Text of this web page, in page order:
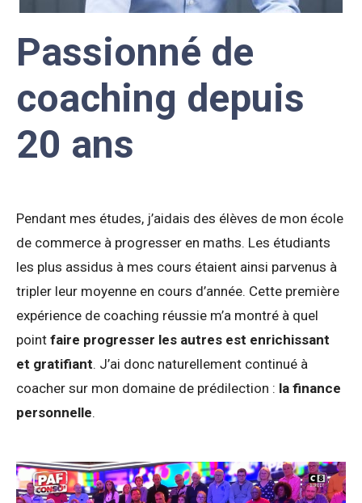
Passionné de
coaching depuis
20 ans
Pendant mes études, j’aidais des élèves de mon école
de commerce à progresser en maths. Les étudiants
les plus assidus à mes cours étaient ainsi parvenus à
tripler leur moyenne en cours d’année. Cette première
expérience de coaching réussie m’a montré à quel
point faire progresser les autres est enrichissant
et gratifiant. J’ai donc naturellement continué à
coacher sur mon domaine de prédilection : la finance
personnelle.